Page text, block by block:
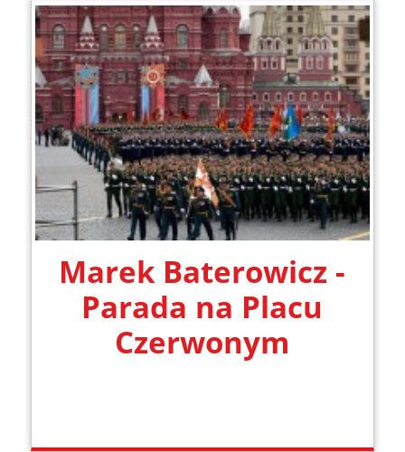
Marek Baterowicz -
Parada na Placu
Czerwonym